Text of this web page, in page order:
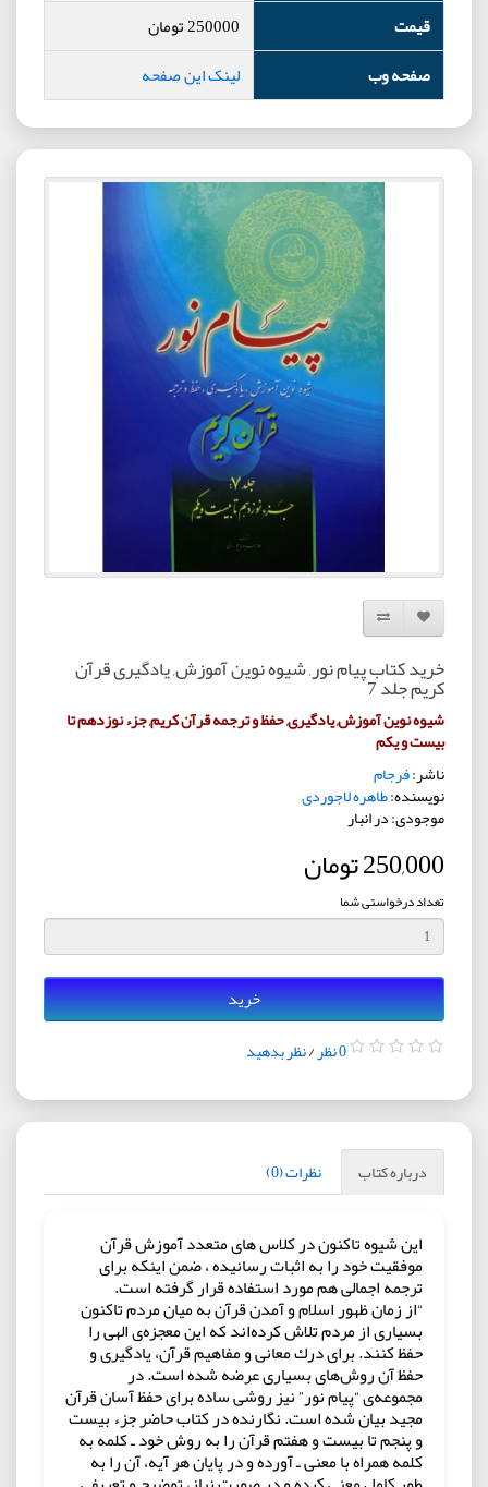
قیمت
250000تومان
صفحه وب
لینک این صفحه
افزودن به لیست دلخواه
مقایسه این محصول
خرید کتاب پیام نور, شیوه نوین آموزش, یادگیری قرآن
کریم جلد 7
شیوه نوین آموزش, یادگیری, حفظ و ترجمه قرآن کریم, جزء نوزدهم تا
بیست و یکم
ناشر:فرجام
نویسنده:طاهره لاجوردی
موجودی: در انبار
250,000 تومان
تعداد درخواستی شما
خرید
0 نظر /نظر بدهید
درباره کتاب نظرات (0)
این شیوه تاکنون در کلاس های متعدد آموزش قرآن
موفقیت خود را به اثبات رسانیده ، ضمن اینکه برای
ترجمه اجمالی هم مورد استفاده قرار گرفته است.
“از زمان ظهور اسلام و آمدن قرآن به میان مردم تاكنون
بسیاری از مردم تلاش كرده‌اند كه این معجزه‌ی الهی را
حفظ كنند. برای درك معانی و مفاهیم قرآن، یادگیری و
حفظ آن روش‌های بسیاری عرضه شده است. در
مجموعه‌ی “پیام نور” نیز روشی ساده برای حفظ آسان قرآن
مجید بیان شده است. نگارنده در كتاب حاضر جزء بیست
و پنجم تا بیست و هفتم قرآن را به روش خود ـ كلمه به
كلمه همراه با معنی ـ آورده و در پایان هر آیه، آن را به